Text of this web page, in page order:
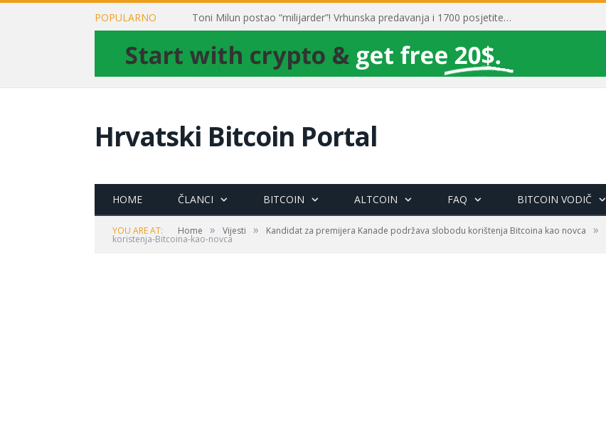
POPULARNO Toni Milun postao “milijarder”! Vrhunska predavanja i 1700 posjetitelja obilježili su mjesec financijske pismenosti
Hrvatski Bitcoin Portal
HOME ČLANCI BITCOIN ALTCOIN FAQ BITCOIN VODIČ
YOU ARE AT: Home » Vijesti » Kandidat za premijera Kanade podržava slobodu korištenja Bitcoina kao novca »
koristenja-Bitcoina-kao-novca